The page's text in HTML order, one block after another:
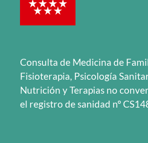
Consulta de Medicina de
Fisioterapia, Psicología
Nutrición y Terapias no
el registro de sanidad nº